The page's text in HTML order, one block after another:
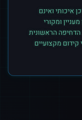
איכותי ואינם
ומקורי
הראשונית
מקצועיים